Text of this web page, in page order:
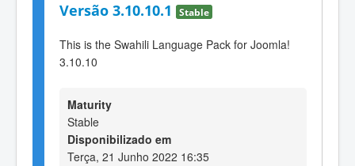
Versão 3.10.10.1 Stable
This is the Swahili Language Pack for Joomla!
3.10.10
Maturity
Stable
Disponibilizado em
Terça, 21 Junho 2022 16:35